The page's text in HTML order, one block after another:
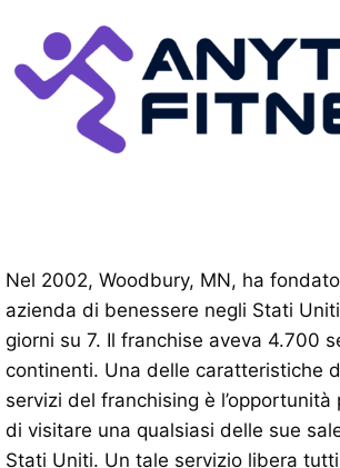
Nel 2002, Woodbury, MN, ha
azienda di benessere negli Stati
giorni su 7. Il franchise aveva 4.700
continenti. Una delle caratteristiche
servizi del franchising è l’opportunità
di visitare una qualsiasi delle sue
Stati Uniti. Un tale servizio libera